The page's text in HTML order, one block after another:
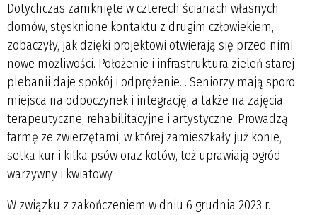
Dotychczas zamknięte w czterech ścianach własnych
domów, stęsknione kontaktu z drugim człowiekiem,
zobaczyły, jak dzięki projektowi otwierają się przed nimi
nowe możliwości. Położenie i infrastruktura zieleń starej
plebanii daje spokój i odprężenie. . Seniorzy mają sporo
miejsca na odpoczynek i integrację, a także na zajęcia
terapeutyczne, rehabilitacyjne i artystyczne. Prowadzą
farmę ze zwierzętami, w której zamieszkały już konie,
setka kur i kilka psów oraz kotów, też uprawiają ogród
warzywny i kwiatowy.
W związku z zakończeniem w dniu 6 grudnia 2023 r.